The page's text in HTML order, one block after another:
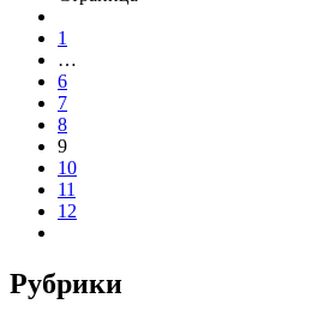
1
…
6
7
8
9
10
11
12
Рубрики